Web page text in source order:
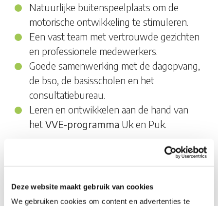
Deze website maakt gebruik van cookies
We gebruiken cookies om content en advertenties te
Natuurlijke buitenspeelplaats om de
motorische ontwikkeling te stimuleren.
Een vast team met vertrouwde gezichten
en professionele medewerkers.
Goede samenwerking met de dagopvang,
de bso, de basisscholen en het
consultatiebureau.
Leren en ontwikkelen aan de hand van
het VVE-programma Uk en Puk.
basisschool
Op onze locaties voor peuteropvang kan je
kind spelen met leeftijdsgenootjes uit de